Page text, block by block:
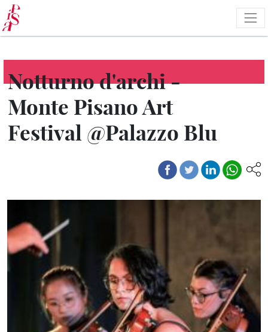
Salta
al
contenuto
principale
Notturno d'archi -
Monte Pisano Art
Festival @Palazzo Blu